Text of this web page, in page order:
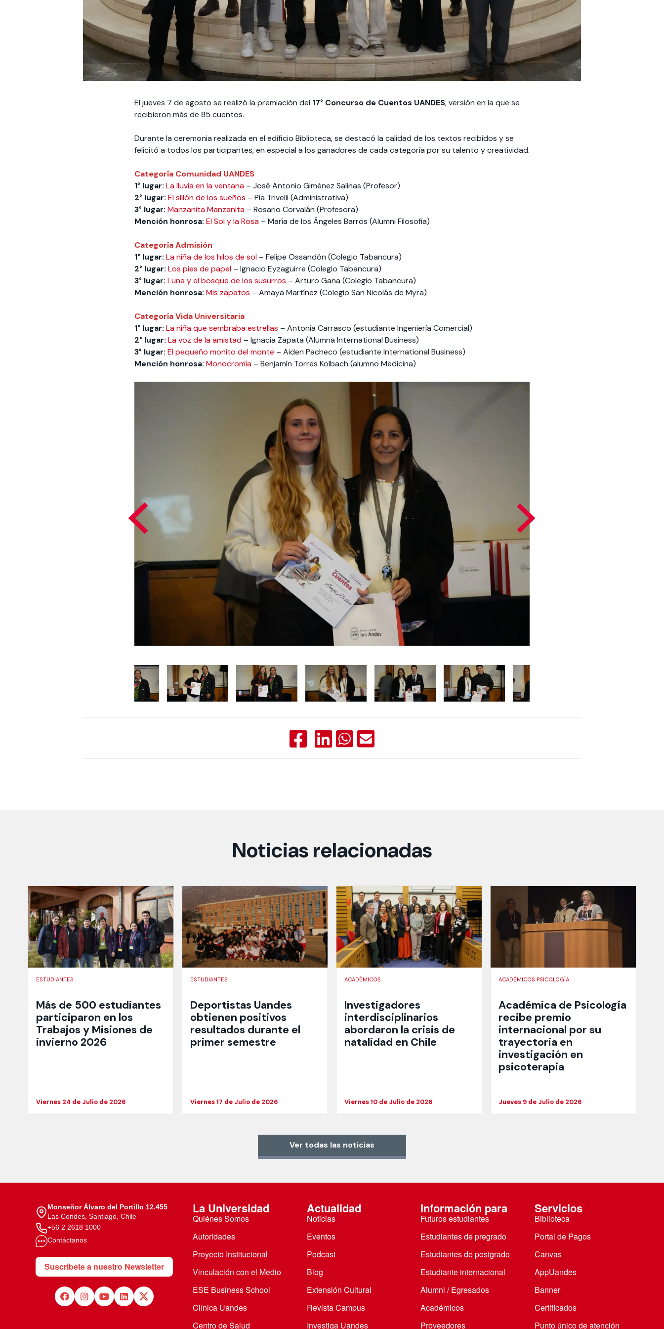
El jueves 7 de agosto se realizó la premiación del 17° Concurso de Cuentos UANDES, versión en la que se
recibieron más de 85 cuentos.
Durante la ceremonia realizada en el edificio Biblioteca, se destacó la calidad de los textos recibidos y se
felicitó a todos los participantes, en especial a los ganadores de cada categoría por su talento y creatividad.
Categoría Comunidad UANDES
1° lugar: La lluvia en la ventana – José Antonio Giménez Salinas (Profesor)
2° lugar: El sillón de los sueños – Pía Trivelli (Administrativa)
3° lugar: Manzanita Manzanita – Rosario Corvalán (Profesora)
Mención honrosa: El Sol y la Rosa – María de los Ángeles Barros (Alumni Filosofía)
Categoría Admisión
1° lugar: La niña de los hilos de sol – Felipe Ossandón (Colegio Tabancura)
2° lugar: Los pies de papel – Ignacio Eyzaguirre (Colegio Tabancura)
3° lugar: Luna y el bosque de los susurros – Arturo Gana (Colegio Tabancura)
Mención honrosa: Mis zapatos – Amaya Martínez (Colegio San Nicolás de Myra)
Categoría Vida Universitaria
1° lugar: La niña que sembraba estrellas – Antonia Carrasco (estudiante Ingeniería Comercial)
2° lugar: La voz de la amistad – Ignacia Zapata (Alumna International Business)
3° lugar: El pequeño monito del monte – Aiden Pacheco (estudiante International Business)
Mención honrosa: Monocromía – Benjamín Torres Kolbach (alumno Medicina)
Noticias relacionadas
ESTUDIANTES
Más de 500 estudiantes
participaron en los
Trabajos y Misiones de
invierno 2026
Viernes 24 de Julio de 2026
ESTUDIANTES
Deportistas Uandes
obtienen positivos
resultados durante el
primer semestre
Viernes 17 de Julio de 2026
ACADÉMICOS
Investigadores
interdisciplinarios
abordaron la crisis de
natalidad en Chile
Viernes 10 de Julio de 2026
ACADÉMICOS PSICOLOGÍA
Académica de Psicología
recibe premio
internacional por su
trayectoria en
investigación en
psicoterapia
Jueves 9 de Julio de 2026
Ver todas las noticias
Monseñor Álvaro del Portillo 12.455
Las Condes, Santiago, Chile
+56 2 2618 1000
Contáctanos
Suscríbete a nuestro Newsletter
La Universidad
Quiénes Somos
Autoridades
Proyecto Institucional
Vinculación con el Medio
ESE Business School
Clínica Uandes
Centro de Salud
Actualidad
Noticias
Eventos
Podcast
Blog
Extensión Cultural
Revista Campus
Investiga Uandes
Información para
Futuros estudiantes
Estudiantes de pregrado
Estudiantes de postgrado
Estudiante internacional
Alumni / Egresados
Académicos
Proveedores
Servicios
Biblioteca
Portal de Pagos
Canvas
AppUandes
Banner
Certificados
Punto único de atención